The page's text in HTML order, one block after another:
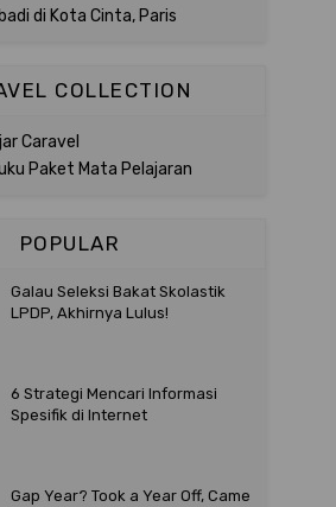
di Kota Cinta, Paris
COLLECTION
Caravel
Paket Mata Pelajaran
POPULAR
Galau Seleksi Bakat Skolastik
LPDP, Akhirnya Lulus!
6 Strategi Mencari Informasi
Spesifik di Internet
Gap Year? Took a Year Off, Came